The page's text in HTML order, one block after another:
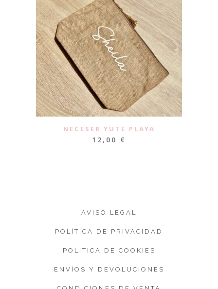
NECESER YUTE PLAYA
12,00 €
AVISO LEGAL
POLÍTICA DE PRIVACIDAD
POLÍTICA DE COOKIES
ENVÍOS Y DEVOLUCIONES